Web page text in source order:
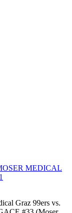
MEDICAL
Graz 99ers vs.